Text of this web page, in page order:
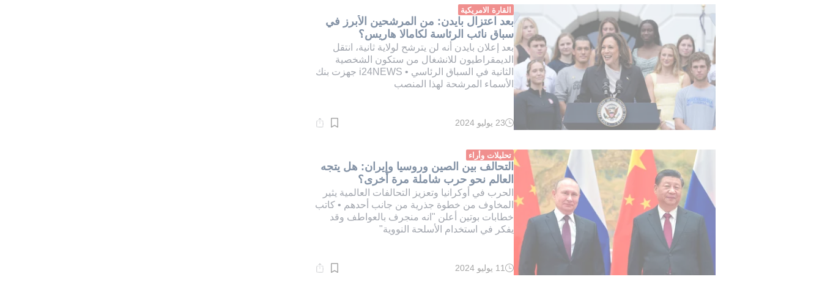
دقيقة.
القارة الامريكية
بعد اعتزال بايدن: من المرشحين الأبرز في
سباق نائب الرئاسة لكامالا هاريس؟
بعد إعلان بايدن أنه لن يترشح لولاية ثانية، انتقل
الديمقراطيون للانشغال من ستكون الشخصية
الثانية في السباق الرئاسي • i24NEWS جهزت بنك
الأسماء المرشحة لهذا المنصب
وقت
دقيقة.
23 يوليو 2024
تحليلات وأراء
التحالف بين الصين وروسيا وإيران: هل يتجه
العالم نحو حرب شاملة مرة أخرى؟
الحرب في أوكرانيا وتعزيز التحالفات العالمية يثير
المخاوف من خطوة جذرية من جانب أحدهم • كاتب
خطابات بوتين أعلن "انه منجرف بالعواطف وقد
يفكر في استخدام الأسلحة النووية"
وقت
11 يوليو 2024